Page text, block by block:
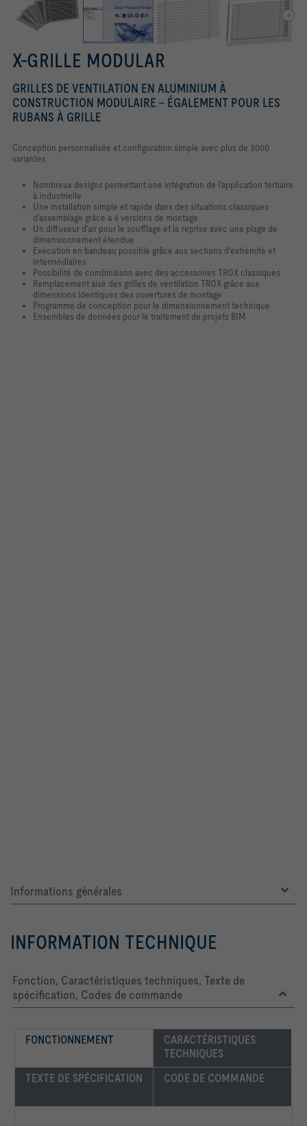
X-GRILLE MODULAR
GRILLES DE VENTILATION EN ALUMINIUM À
CONSTRUCTION MODULAIRE - ÉGALEMENT POUR LES
RUBANS À GRILLE
Conception personnalisée et configuration simple avec plus de 3000
variantes
Nombreux designs permettant une intégration de l'application tertiaire
à industrielle
Une installation simple et rapide dans des situations classiques
d’assemblage grâce à 6 versions de montage
Un diffuseur d'air pour le soufflage et la reprise avec une plage de
dimensionnement étendue
Exécution en bandeau possible grâce aux sections d'extrémité et
intermédiaires
Possibilité de combinaison avec des accessoires TROX classiques
Remplacement aisé des grilles de ventilation TROX grâce aux
dimensions identiques des ouvertures de montage
Programme de conception pour le dimensionnement technique
Ensembles de données pour le traitement de projets BIM
Informations générales
INFORMATION TECHNIQUE
Fonction, Caractéristiques techniques, Texte de
spécification, Codes de commande
FONCTIONNEMENT
CARACTÉRISTIQUES
TECHNIQUES
TEXTE DE SPÉCIFICATION
CODE DE COMMANDE